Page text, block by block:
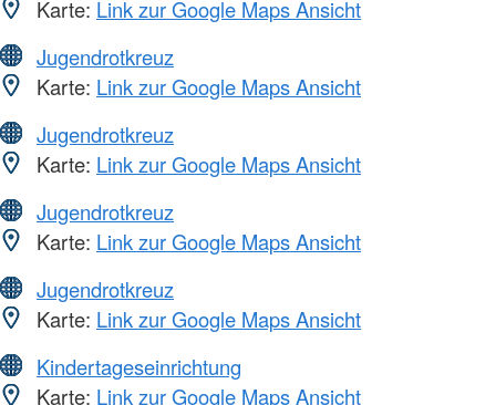
Karte: Link zur Google Maps Ansicht
Jugendrotkreuz
Karte: Link zur Google Maps Ansicht
Jugendrotkreuz
Karte: Link zur Google Maps Ansicht
Jugendrotkreuz
Karte: Link zur Google Maps Ansicht
Jugendrotkreuz
Karte: Link zur Google Maps Ansicht
Kindertageseinrichtung
Karte: Link zur Google Maps Ansicht